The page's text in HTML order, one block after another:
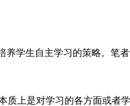
学生自主学习的策略。
上是对学习的各方面或